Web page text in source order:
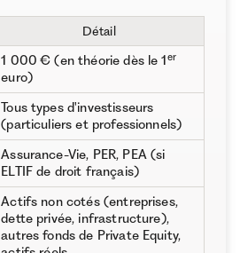
Détail
1 000 € (en théorie dès le 1 er
euro)
Tous types d'investisseurs
(particuliers et professionnels)
Assurance-Vie, PER, PEA (si
ELTIF de droit français)
Actifs non cotés (entreprises,
dette privée, infrastructure),
autres fonds de Private Equity,